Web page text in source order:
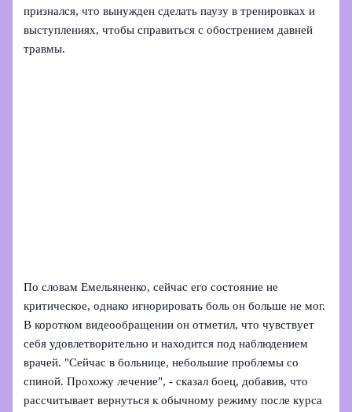
признался, что вынужден сделать паузу в тренировках и
выступлениях, чтобы справиться с обострением давней
травмы.
По словам Емельяненко, сейчас его состояние не
критическое, однако игнорировать боль он больше не мог.
В коротком видеообращении он отметил, что чувствует
себя удовлетворительно и находится под наблюдением
врачей. "Сейчас в больнице, небольшие проблемы со
спиной. Прохожу лечение", - сказал боец, добавив, что
рассчитывает вернуться к обычному режиму после курса